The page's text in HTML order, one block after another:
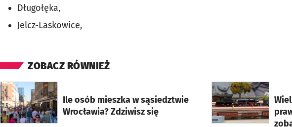
Długołęka,
Jelcz-Laskowice,
ZOBACZ RÓWNIEŻ
Ile osób mieszka w sąsiedztwie
Wrocławia? Zdziwisz się
otworzy się w nowej karcie
otworzy się w nowej